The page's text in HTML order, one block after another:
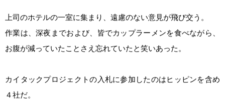
上司のホテルの一室に集まり、遠慮のない意見が飛び交う。
作業は、深夜までおよび、皆でカップラーメンを食べながら、
お腹が減っていたことさえ忘れていたと笑いあった。
カイタックプロジェクトの入札に参加したのはヒッピンを含め
４社だ。